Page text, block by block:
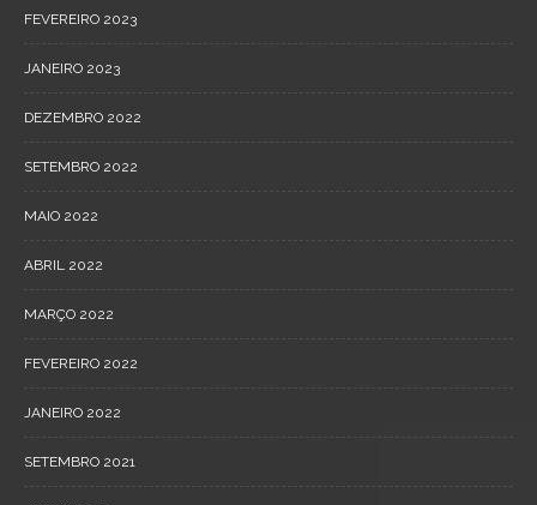
FEVEREIRO 2023
JANEIRO 2023
DEZEMBRO 2022
SETEMBRO 2022
MAIO 2022
ABRIL 2022
MARÇO 2022
FEVEREIRO 2022
JANEIRO 2022
SETEMBRO 2021